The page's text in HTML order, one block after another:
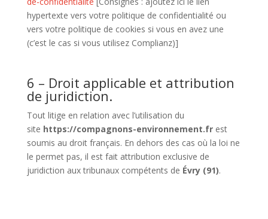
hypertexte vers votre politique de confidentialité ou
vers votre politique de cookies si vous en avez une
(c’est le cas si vous utilisez Complianz)]
6 – Droit applicable et attribution
de juridiction.
Tout litige en relation avec l’utilisation du
site https://compagnons-environnement.fr est
soumis au droit français. En dehors des cas où la loi ne
le permet pas, il est fait attribution exclusive de
juridiction aux tribunaux compétents de Évry (91).